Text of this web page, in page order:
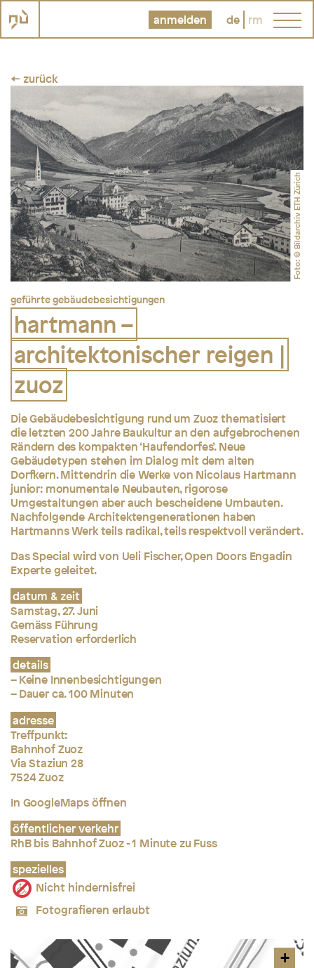
anmelden de rm
← zurück
Foto: © Bildarchiv ETH Zürich
geführte gebäudebesichtigungen
hartmann –
architektonischer reigen |
zuoz
Die Gebäudebesichtigung rund um Zuoz thematisiert
die letzten 200 Jahre Baukultur an den aufgebrochenen
Rändern des kompakten ‘Haufendorfes’. Neue
Gebäudetypen stehen im Dialog mit dem alten
Dorfkern. Mittendrin die Werke von Nicolaus Hartmann
junior: monumentale Neubauten, rigorose
Umgestaltungen aber auch bescheidene Umbauten.
Nachfolgende Architektengenerationen haben
Hartmanns Werk teils radikal, teils respektvoll verändert.
Das Special wird von Ueli Fischer, Open Doors Engadin
Experte geleitet.
datum & zeit
Samstag, 27. Juni
Gemäss Führung
Reservation erforderlich
details
– Keine Innenbesichtigungen
– Dauer ca. 100 Minuten
adresse
Treffpunkt:
Bahnhof Zuoz
Via Staziun 28
7524 Zuoz
In GoogleMaps öffnen
öffentlicher verkehr
RhB bis Bahnhof Zuoz - 1 Minute zu Fuss
spezielles
Nicht hindernisfrei
Fotografieren erlaubt
+